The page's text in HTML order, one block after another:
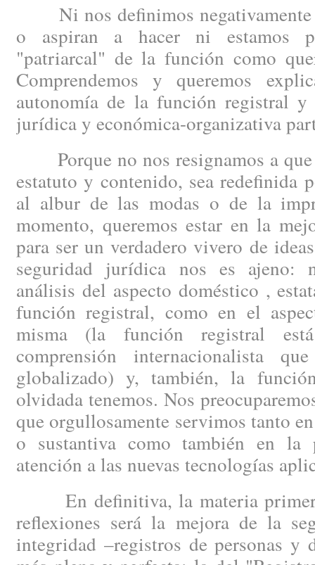
Ni nos definimos negativamente
o aspiran a hacer ni estamos
"patriarcal" de la función como
Comprendemos y queremos
autonomía de la función registral y
jurídica y económica-organizativa
Porque no nos resignamos a
estatuto y contenido, sea redefinida
al albur de las modas o de la
momento, queremos estar en la
para ser un verdadero vivero de
seguridad jurídica nos es ajeno:
análisis del aspecto doméstico ,
función registral, como en el
misma (la función registral
comprensión internacionalista
globalizado) y, también, la
olvidada tenemos. Nos
que orgullosamente servimos tanto
o sustantiva como también en la
atención a las nuevas tecnologías
En definitiva, la materia
reflexiones será la mejora de la
integridad –registros de personas y